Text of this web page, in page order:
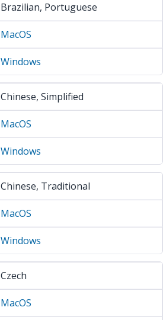
Brazilian, Portuguese
MacOS
Windows
Chinese, Simplified
MacOS
Windows
Chinese, Traditional
MacOS
Windows
Czech
MacOS